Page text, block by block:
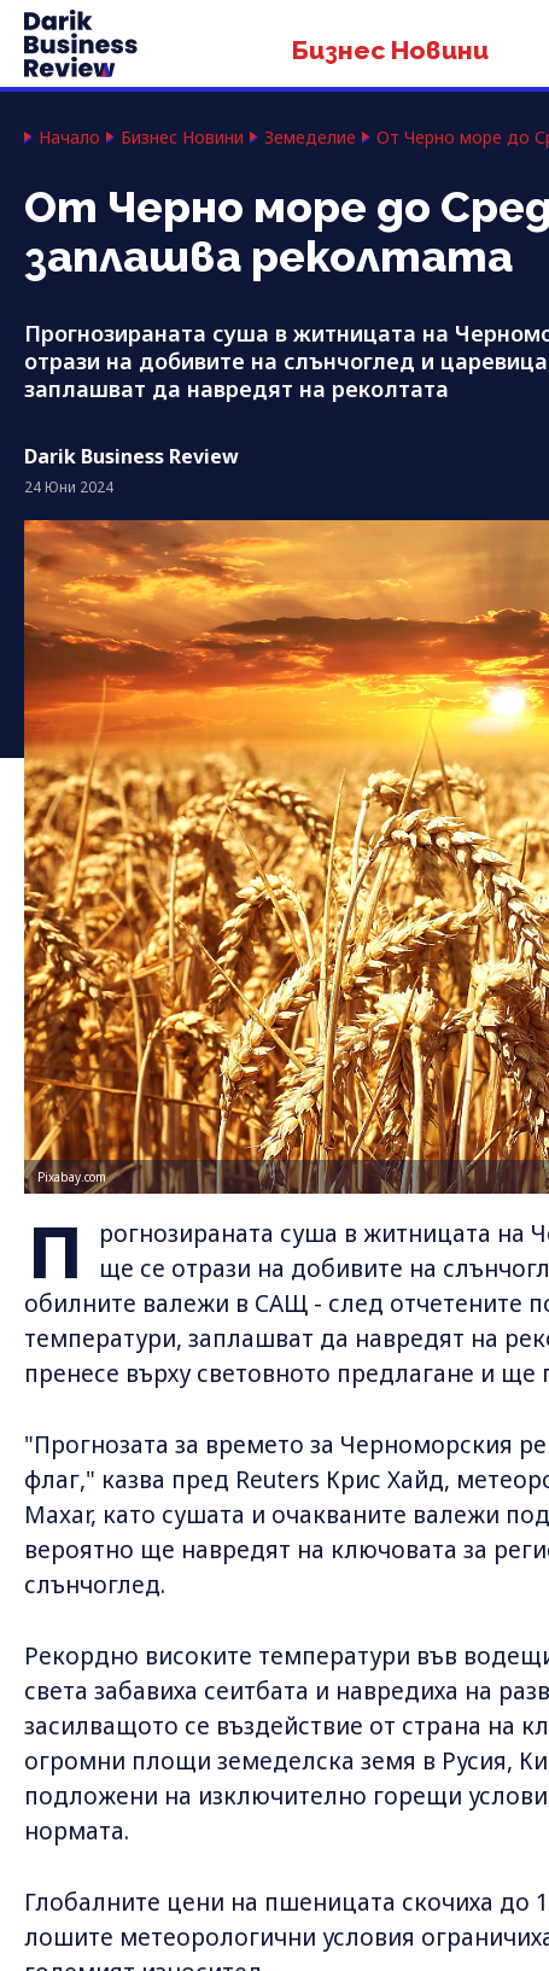
Бизнес Новини
Начало Бизнес Новини Земеделие От Черно море до
От Черно море до
заплашва реколтата
Прогнозираната суша в житницата на
отрази на добивите на слънчоглед и
заплашват да навредят на реколтата
Darik Business Review
24 Юни 2024
Pixabay.com
П
рогнозираната суша в житницата на
ще се отрази на добивите на
обилните валежи в САЩ - след отчетените
температури, заплашват да навредят на
пренесе върху световното предлагане и
"Прогнозата за времето за Черноморския
флаг," казва пред Reuters Крис Хайд,
Maxar, като сушата и очакваните валежи
вероятно ще навредят на ключовата за
слънчоглед.
Рекордно високите температури във
света забавиха сеитбата и навредиха на
засилващото се въздействие от страна на
огромни площи земеделска земя в Русия,
подложени на изключително горещи
нормата.
Глобалните цени на пшеницата скочиха до
лошите метеорологични условия